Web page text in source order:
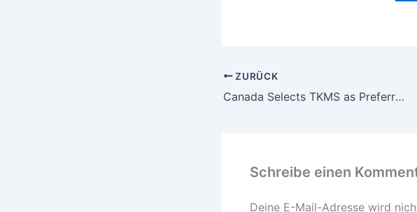
ZURÜCK
Canada Selects TKMS as Preferred Bidder for CPSP Submarine Program
Schreibe einen
Deine E-Mail-Adresse wird